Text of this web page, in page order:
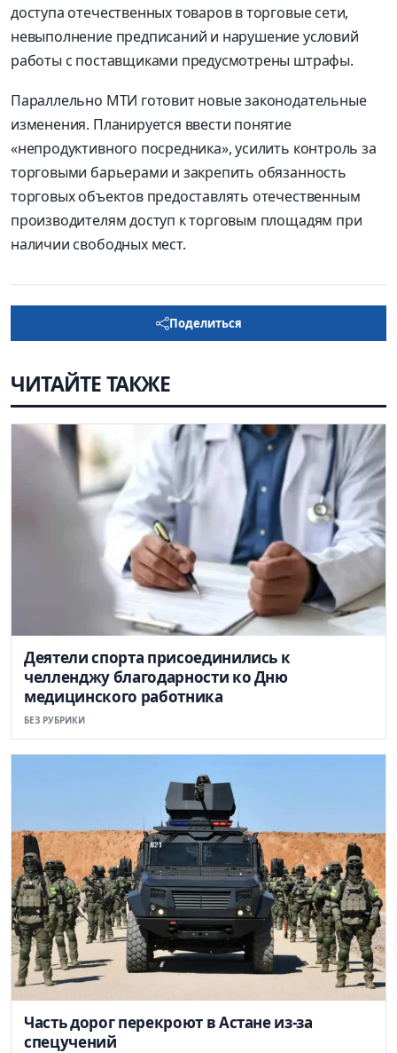
доступа отечественных товаров в торговые сети,
невыполнение предписаний и нарушение условий
работы с поставщиками предусмотрены штрафы.
Параллельно МТИ готовит новые законодательные
изменения. Планируется ввести понятие
«непродуктивного посредника», усилить контроль за
торговыми барьерами и закрепить обязанность
торговых объектов предоставлять отечественным
производителям доступ к торговым площадям при
наличии свободных мест.
Поделиться
ЧИТАЙТЕ ТАКЖЕ
Деятели спорта присоединились к
челленджу благодарности ко Дню
медицинского работника
БЕЗ РУБРИКИ
Часть дорог перекроют в Астане из-за
спецучений